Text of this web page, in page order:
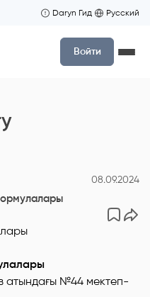
Daryn Гид Русский
Войти
08.09.2024
атындағы №44 мектеп-